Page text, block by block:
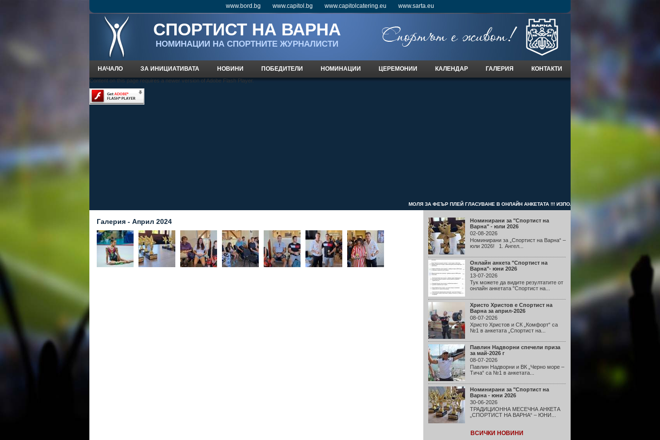
www.bord.bg www.capitol.bg www.capitolcatering.eu www.sarta.eu
СПОРТИСТ НА ВАРНА
НOМИНАЦИИ НА СПОРТНИТЕ ЖУРНАЛИСТИ
НАЧАЛО ЗА ИНИЦИАТИВАТА НОВИНИ ПОБЕДИТЕЛИ НОМИНАЦИИ ЦЕРЕМОНИИ КАЛЕНДАР ГАЛЕРИЯ КОНТАКТИ
Content on this page requires a newer version of Adobe Flash Player.
МОЛЯ ЗА ФЕЪР ПЛЕЙ ГЛАСУВАНЕ В ОНЛАЙН АНКЕТАТА !!! ИЗПОЛЗВАЩИТЕ ХИТРОСТИ ЩЕ БЪДАТ
Галерия - Април 2024
Номинирани за "Спортист на
Варна" - юли 2026
02-08-2026
Номинирани за „Спортист на Варна“ –
юли 2026! 1. Ангел...
Онлайн анкета "Спортист на
Варна"- юни 2026
13-07-2026
Тук можете да видите резултатите от
онлайн анкетата "Спортист на...
Христо Христов е Спортист на
Варна за април-2026
08-07-2026
Христо Христов и СК „Комфорт“ са
№1 в анкетата „Спортист на...
Павлин Надворни спечели приза
за май-2026 г
08-07-2026
Павлин Надворни и ВК „Черно море –
Тича“ са №1 в анкетата...
Номинирани за "Спортист на
Варна - юни 2026
30-06-2026
ТРАДИЦИОННА МЕСЕЧНА АНКЕТА
„СПОРТИСТ НА ВАРНА“ – ЮНИ...
ВСИЧКИ НОВИНИ